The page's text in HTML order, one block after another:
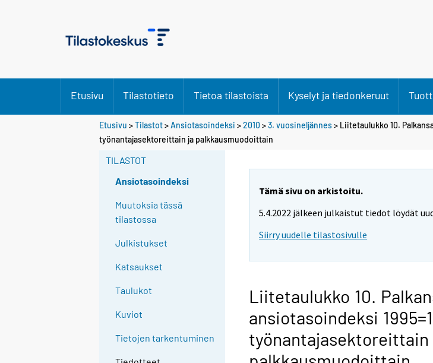
Etusivu Tilastotieto Tietoa tilastoista Kyselyt ja tiedonkeruut
Etusivu >Tilastot>Ansiotasoindeksi >2010 >3. vuosineljännes> Liitetaulukko 10.
työnantajasektoreittain ja palkkausmuodoittain
TILASTOT
Ansiotasoindeksi
Muutoksia tässä
tilastossa
Julkistukset
Katsaukset
Taulukot
Kuviot
Tietojen tarkentuminen
Tämä sivu on arkistoitu.
5.4.2022 jälkeen julkaistut tiedot löydät
Siirry uudelle tilastosivulle
Liitetaulukko 10.
ansiotasoindeksi
työnantajasektoreittain